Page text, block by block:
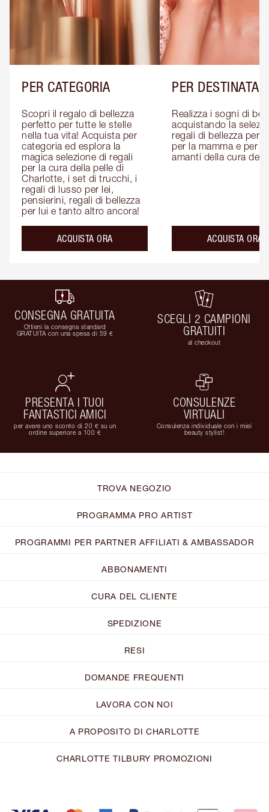
PER CATEGORIA
Scopri il regalo di bellezza
perfetto per tutte le stelle
nella tua vita! Acquista per
categoria ed esplora la
magica selezione di regali
per la cura della pelle di
Charlotte, i set di trucchi, i
regali di lusso per lei,
pensierini, regali di bellezza
per lui e tanto altro ancora!
ACQUISTA ORA
PER
Realizza i sogni di
acquistando la
regali di bellezza per
per la mamma e per
amanti della cura
ACQUISTA ORA
CONSEGNA GRATUITA
Ottieni la consegna standard
GRATUITA con una spesa di 59 €
SCEGLI 2 CAMPIONI
GRATUITI
al checkout
PRESENTA I TUOI
FANTASTICI AMICI
per avere uno sconto di 20 € su un
ordine superiore a 100 €
CONSULENZE
VIRTUALI
Consulenza individuale con i miei
beauty stylist!
TROVA NEGOZIO
PROGRAMMA PRO ARTIST
PROGRAMMI PER PARTNER AFFILIATI & AMBASSADOR
ABBONAMENTI
CURA DEL CLIENTE
SPEDIZIONE
RESI
DOMANDE FREQUENTI
LAVORA CON NOI
A PROPOSITO DI CHARLOTTE
CHARLOTTE TILBURY PROMOZIONI